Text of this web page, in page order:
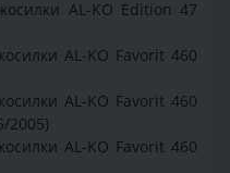
AL-KO Edition 47
AL-KO Favorit 460
AL-KO Favorit 460
2005)
AL-KO Favorit 460